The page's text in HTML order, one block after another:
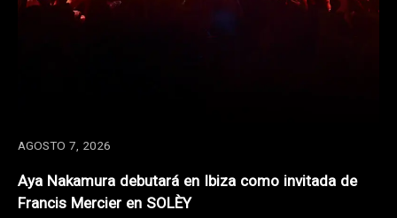
AGOSTO 7, 2026
Aya Nakamura debutará en Ibiza como invitada de
Francis Mercier en SOLÈY